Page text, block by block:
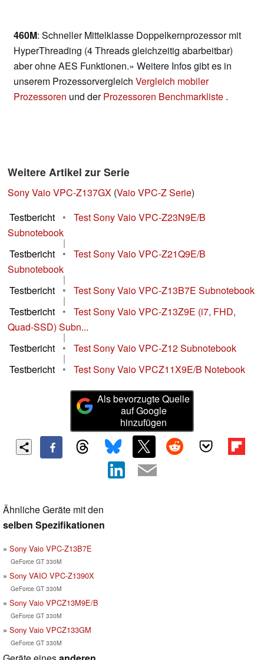
460M: Schneller Mittelklasse Doppelkernprozessor mit
HyperThreading (4 Threads gleichzeitig abarbeitbar)
aber ohne AES Funktionen.» Weitere Infos gibt es in
unserem Prozessorvergleich Vergleich mobiler
Prozessoren und derProzessoren Benchmarkliste .
Weitere Artikel zur Serie
Sony Vaio VPC-Z137GX (Vaio VPC-Z Serie)
Testbericht
•
Test Sony Vaio VPC-Z23N9E/B
Subnotebook
|
Testbericht
•
Test Sony Vaio VPC-Z21Q9E/B
Subnotebook
|
Testbericht
• Test Sony Vaio VPC-Z13B7E Subnotebook
|
Testbericht
•
Test Sony Vaio VPC-Z13Z9E (i7, FHD,
Quad-SSD) Subn...
|
Testbericht
• Test Sony Vaio VPC-Z12 Subnotebook
|
Testbericht
• Test Sony Vaio VPCZ11X9E/B Notebook
Als bevorzugte Quelle
auf Google
hinzufügen
Ähnliche Geräte mit den
selben Spezifikationen
Sony Vaio VPC-Z13B7E
GeForce GT 330M
Sony VAIO VPC-Z1390X
GeForce GT 330M
Sony Vaio VPCZ13M9E/B
GeForce GT 330M
Sony Vaio VPCZ133GM
GeForce GT 330M